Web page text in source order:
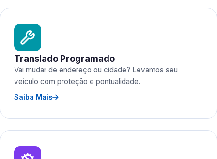
Translado Programado
Vai mudar de endereço ou cidade? Levamos seu
veículo com proteção e pontualidade.
Saiba Mais